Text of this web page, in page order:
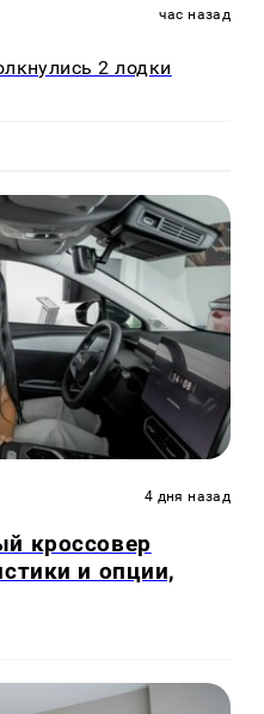
час назад
2 лодки
4 дня назад
кроссовер
и опции,